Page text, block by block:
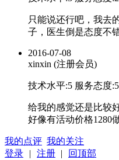
只能说还行吧，我去
子，医生倒是态度不
2016-07-08
xinxin (注册会员)
技术水平:5 服务态度:5
给我的感觉还是比较
好像有活动价格1280
我的点评 我的关注
登录
| 注册 |
回顶部